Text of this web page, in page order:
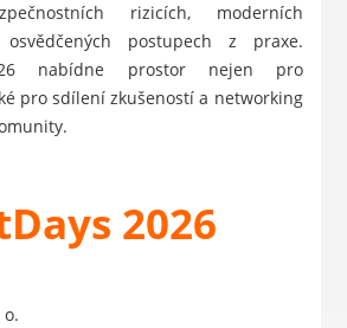
rizicích, moderních
postupech z praxe.
nabídne prostor nejen pro
pro sdílení zkušeností a networking
2026
o.